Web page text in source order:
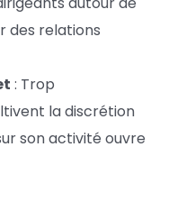
des relations
: Trop
la discrétion
son activité ouvre